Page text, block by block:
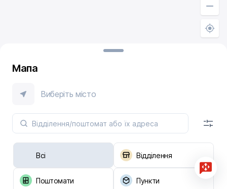
Мапа
Виберіть місто
Всі Відділення
Поштомати Пункти